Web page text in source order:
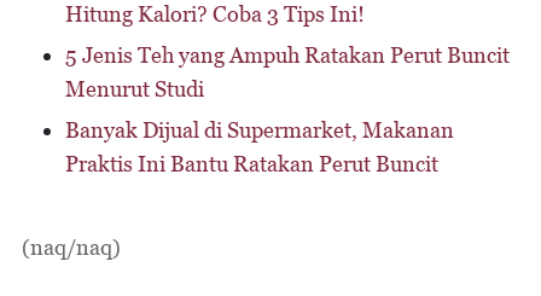
Hitung Kalori? Coba 3 Tips Ini!
5 Jenis Teh yang Ampuh Ratakan Perut Buncit
Menurut Studi
Banyak Dijual di Supermarket, Makanan
Praktis Ini Bantu Ratakan Perut Buncit
(naq/naq)